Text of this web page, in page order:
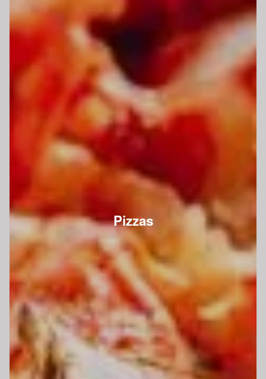
Pizzas